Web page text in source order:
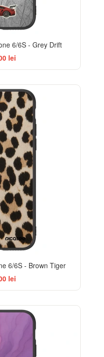
6/6S - Grey Drift
lei
6/6S - Brown Tiger
lei